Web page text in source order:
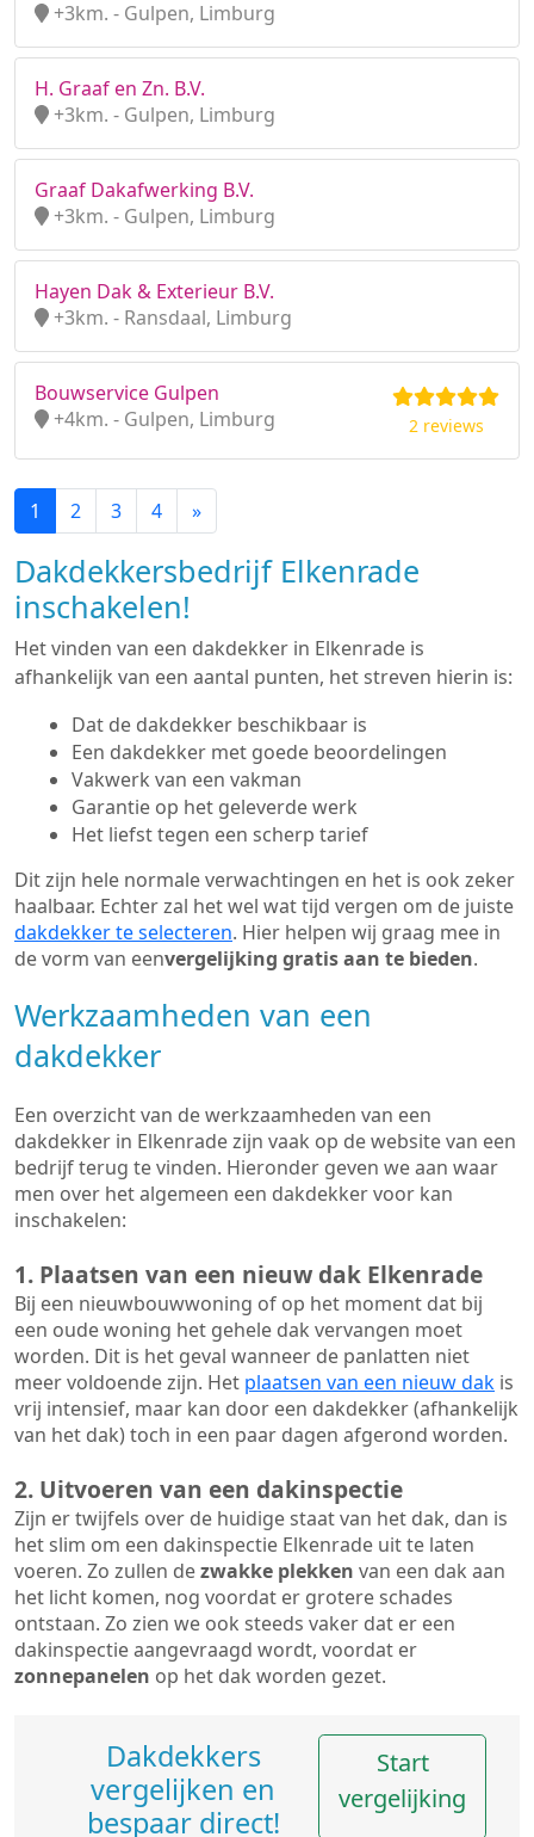
+3km. - Gulpen, Limburg
H. Graaf en Zn. B.V.
+3km. - Gulpen, Limburg
Graaf Dakafwerking B.V.
+3km. - Gulpen, Limburg
Hayen Dak & Exterieur B.V.
+3km. - Ransdaal, Limburg
Bouwservice Gulpen
+4km. - Gulpen, Limburg
2 reviews
1 2 3 4 »
Dakdekkersbedrijf Elkenrade
inschakelen!
Het vinden van een dakdekker in Elkenrade is
afhankelijk van een aantal punten, het streven hierin is:
Dat de dakdekker beschikbaar is
Een dakdekker met goede beoordelingen
Vakwerk van een vakman
Garantie op het geleverde werk
Het liefst tegen een scherp tarief
Dit zijn hele normale verwachtingen en het is ook zeker
haalbaar. Echter zal het wel wat tijd vergen om de juiste
dakdekker te selecteren. Hier helpen wij graag mee in
de vorm van eenvergelijking gratis aan te bieden.
Werkzaamheden van een
dakdekker
Een overzicht van de werkzaamheden van een
dakdekker in Elkenrade zijn vaak op de website van een
bedrijf terug te vinden. Hieronder geven we aan waar
men over het algemeen een dakdekker voor kan
inschakelen:
1. Plaatsen van een nieuw dak Elkenrade
Bij een nieuwbouwwoning of op het moment dat bij
een oude woning het gehele dak vervangen moet
worden. Dit is het geval wanneer de panlatten niet
meer voldoende zijn. Het plaatsen van een nieuw dak is
vrij intensief, maar kan door een dakdekker (afhankelijk
van het dak) toch in een paar dagen afgerond worden.
2. Uitvoeren van een dakinspectie
Zijn er twijfels over de huidige staat van het dak, dan is
het slim om een dakinspectie Elkenrade uit te laten
voeren. Zo zullen dezwakke plekken van een dak aan
het licht komen, nog voordat er grotere schades
ontstaan. Zo zien we ook steeds vaker dat er een
dakinspectie aangevraagd wordt, voordat er
zonnepanelen op het dak worden gezet.
Dakdekkers
vergelijken en
bespaar direct!
Start
vergelijking